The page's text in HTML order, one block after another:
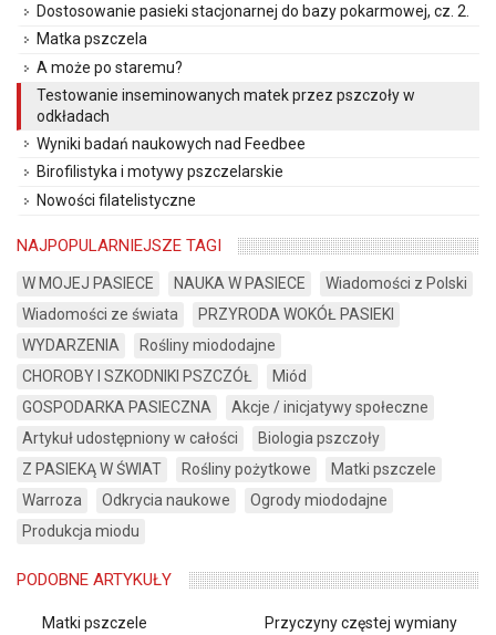
Dostosowanie pasieki stacjonarnej do bazy pokarmowej, cz. 2.
Matka pszczela
A może po staremu?
Testowanie inseminowanych matek przez pszczoły w
odkładach
Wyniki badań naukowych nad Feedbee
Birofilistyka i motywy pszczelarskie
Nowości filatelistyczne
NAJPOPULARNIEJSZE TAGI
W MOJEJ PASIECE NAUKA W PASIECE
Wiadomości z Polski
Wiadomości ze świata
PRZYRODA WOKÓŁ PASIEKI
WYDARZENIA
Rośliny miododajne
CHOROBY I SZKODNIKI PSZCZÓŁ
Miód
GOSPODARKA PASIECZNA
Akcje / inicjatywy społeczne
Artykuł udostępniony w całości
Biologia pszczoły
Z PASIEKĄ W ŚWIAT
Rośliny pożytkowe
Matki pszczele
Warroza
Odkrycia naukowe
Ogrody miododajne
Produkcja miodu
PODOBNE ARTYKUŁY
Matki pszczele
Przyczyny częstej wymiany